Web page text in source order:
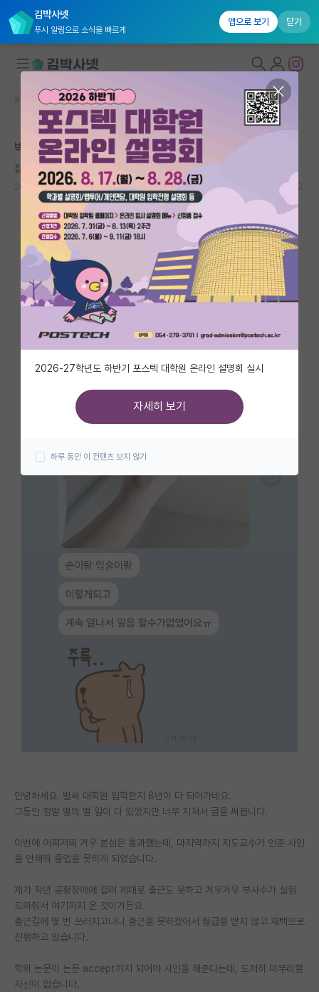
김박사넷
푸시 알림으로 소식을 빠르게
앱으로 보기 닫기
대학원생 모집
국내대학원 정보
연구실&오픈랩
커뮤니티
커뮤니티 홈
전체글보기
베스트 게시판
IF 명예의전당
자유 게시판(아무개랩)
미국 유학 게시판
미국 대학원 합격 후기 게시판
대학원 합격 후기 게시판
석박사 채용 정보 게시판
임용 정보 게시판
PI 전용 게시판
인문사회 계열 게시판
특수/전문대학원 게시판
반도체/AI 게시판
학술 정보 게시판
커리어
유학교육
이벤트
재팬라운지 🌸
커뮤니티 홈 자유 게시판(아무개랩)
박사 마무리, 못하겠어요
집요한 제임스 맥스웰
2024.07.29 28 14223
안녕하세요. 벌써 대학원 입학한지 8년이 다 되어가네요.
그동안 정말 별의 별 일이 다 있었지만 너무 지쳐서 글을 써봅니다.
이번에 어찌저찌 겨우 본심은 통과했는데, 마지막까지 지도교수가 인준 사인
을 안해줘 졸업을 못하게 되었습니다.
제가 작년 공황장애에 걸려 제대로 출근도 못하고 겨우겨우 부사수가 실험
도와줘서 여기까지 온 것이거든요.
출근길에 몇 번 쓰러지고나니 출근을 못하겠어서 월급을 받지 않고 재택으로
진행하고 있습니다.
학위 논문이 논문 accept까지 되어야 사인을 해준다는데, 도저히 마무리할
자신이 없습니다.
2026-27학년도 하반기 포스텍 대학원 온라인 설명회 실시
자세히 보기
하루 동안 이 컨텐츠 보지 않기